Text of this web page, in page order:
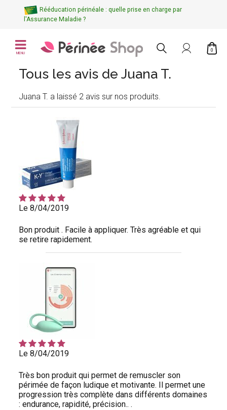
Rééducation périnéale : quelle prise en charge par
l'Assurance Maladie ?
MENU
0
Tous les avis de Juana T.
Juana T. a laissé 2 avis sur nos produits.
Le 8/04/2019
Bon produit . Facile à appliquer. Très agréable et qui
se retire rapidement.
Le 8/04/2019
Très bon produit qui permet de remuscler son
périmée de façon ludique et motivante. Il permet une
progression très complète dans différents domaines
: endurance, rapidité, précision.. .